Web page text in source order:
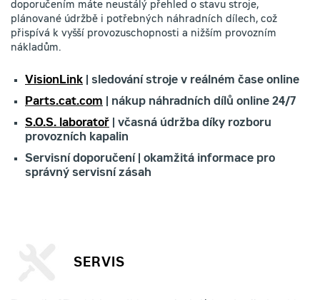
doporučením máte neustálý přehled o stavu stroje,
plánované údržbě i potřebných náhradních dílech, což
přispívá k vyšší provozuschopnosti a nižším provozním
nákladům.
VisionLink | sledování stroje v reálném čase online
Parts.cat.com | nákup náhradních dílů online 24/7
S.O.S. laboratoř | včasná údržba díky rozboru
provozních kapalin
Servisní doporučení | okamžitá informace pro
správný servisní zásah
SERVIS